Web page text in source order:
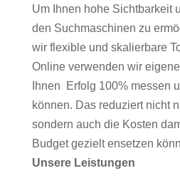
Um Ihnen hohe Sichtbarkeit
den Suchmaschinen zu
wir flexible und skalierbare
Online verwenden wir
Ihnen Erfolg 100% messen
können. Das reduziert nicht
sondern auch die Kosten
Budget gezielt ensetzen
Unsere Leistungen